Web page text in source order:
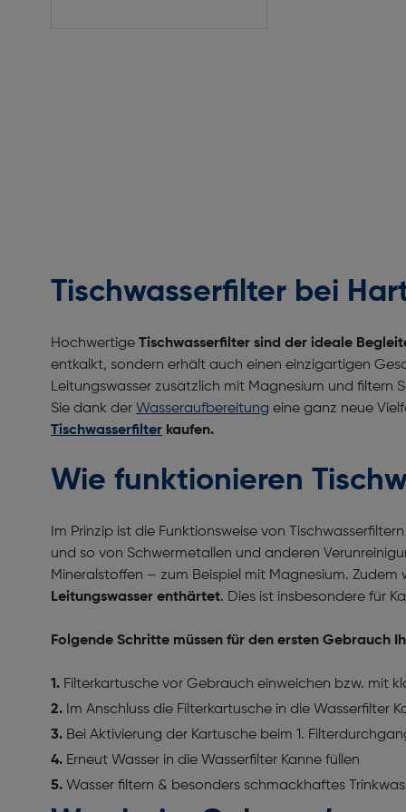
Tischwasserfilter bei
Hochwertige Tischwasserfilter sind der ideale
entkalkt, sondern erhält auch einen einzigartigen
Leitungswasser zusätzlich mit Magnesium und filtern
Sie dank der Wasseraufbereitung eine ganz neue
Tischwasserfilter kaufen.
Wie funktionieren
Im Prinzip ist die Funktionsweise von
und so von Schwermetallen und anderen
Mineralstoffen – zum Beispiel mit Magnesium.
Leitungswasser enthärtet. Dies ist insbesondere für
Folgende Schritte müssen für den ersten Gebrauch
Filterkartusche vor Gebrauch einweichen bzw. mit
Im Anschluss die Filterkartusche in die Wasserfilter
Bei Aktivierung der Kartusche beim 1.
Erneut Wasser in die Wasserfilter Kanne füllen
Wasser filtern & besonders schmackhaftes